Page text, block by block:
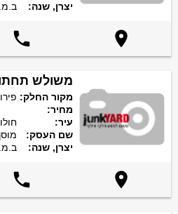
יצרן, שנה:


משולש
מקור החלק:
מחיר:
עיר:
שם העסק:
יצרן, שנה:

